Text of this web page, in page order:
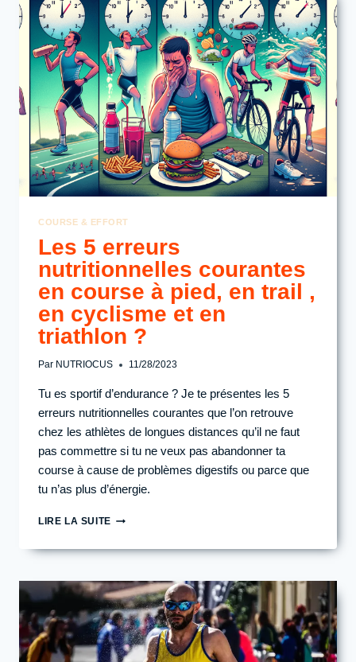
MON
TRAIL
?
COURSE & EFFORT
Les 5 erreurs
nutritionnelles courantes
en course à pied, en trail ,
en cyclisme et en
triathlon ?
Par NUTRIOCUS 11/28/2023
Tu es sportif d’endurance ? Je te présentes les 5
erreurs nutritionnelles courantes que l’on retrouve
chez les athlètes de longues distances qu’il ne faut
pas commettre si tu ne veux pas abandonner ta
course à cause de problèmes digestifs ou parce que
tu n’as plus d’énergie.
LIRE LA SUITELES
ERREURS
EN
COURSE
À
PIED,
EN